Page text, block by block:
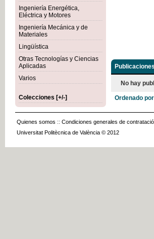
Ingeniería Energética,
Eléctrica y Motores
Ingeniería Mecánica y de
Materiales
Lingüística
Otras Tecnologías y Ciencias
Aplicadas
Varios
Colecciones [+/-]
No hay
Ordenado por
Quienes somos :: Condiciones generales de
Universitat Politècnica de València © 2012